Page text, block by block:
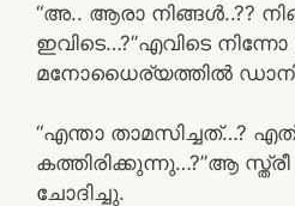
“അ.. ആരാ നിങ്ങൾ..??
ഇവിടെ…?”എവിടെ
മനോധൈര്യത്തിൽ
“എന്താ താമസിച്ചത്…?
കത്തിരിക്കുന്നു…?”ആ
ചോദിച്ചു.